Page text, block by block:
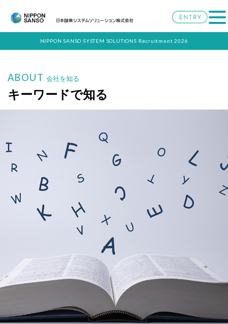
NIPPON SANSO SYSTEM SOLUTIONS Recruitment 2026
ABOUT 会社を知る
キーワードで知る